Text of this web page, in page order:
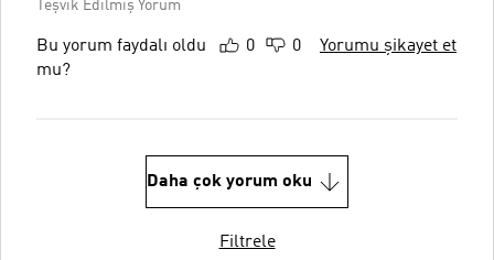
Teşvik Edilmiş Yorum
Bu yorum faydalı oldu
mu?
0 0 Yorumu şikayet et
Daha çok yorum oku
Filtrele